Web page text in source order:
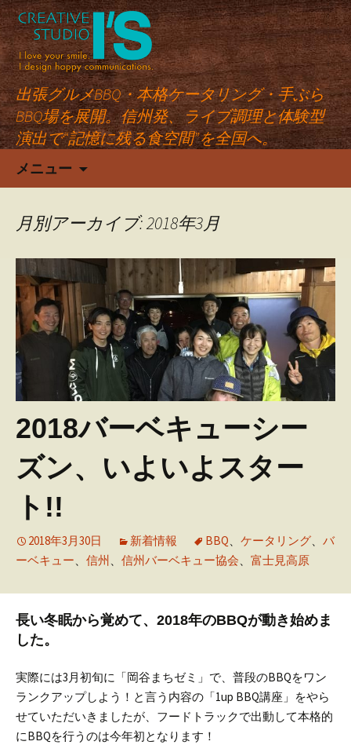
出張グルメBBQ・本格ケータリング・手ぶら
BBQ場を展開。信州発、ライブ調理と体験型
演出で“記憶に残る食空間”を全国へ。
メニュー
ン
へ
ッ
プ
月別アーカイブ: 2018年3月
2018バーベキューシー
ズン、いよいよスター
ト!!
2018年3月30日 新着情報 BBQ、 ケータリング、 バ
ーベキュー、 信州 、 信州バーベキュー協会、 富士見高原
長い冬眠から覚めて、2018年のBBQが動き始めま
した。
実際には3月初旬に「岡谷まちゼミ」で、普段のBBQをワン
ランクアップしよう！と言う内容の「1up BBQ講座」をやら
せていただいきましたが、フードトラックで出動して本格的
にBBQを行うのは今年初となります！